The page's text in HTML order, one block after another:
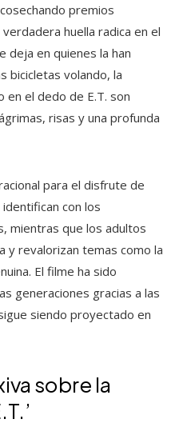
premios
huella radica en el
deja en quienes la han
bicicletas volando, la
en el dedo de E.T. son
risas y una profunda
para el disfrute de
con los
mientras que los adultos
y revalorizan temas como la
El filme ha sido
generaciones gracias a las
siendo proyectado en
sobre la